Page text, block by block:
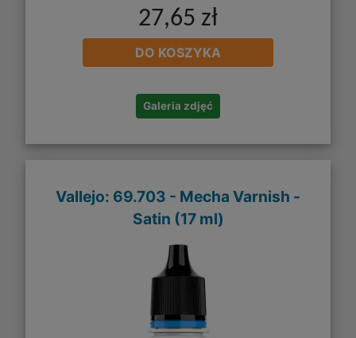
27,65 zł
DO KOSZYKA
Galeria zdjęć
Vallejo: 69.703 - Mecha Varnish -
Satin (17 ml)